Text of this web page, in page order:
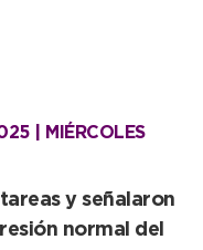
| MIÉRCOLES
y señalaron
normal del